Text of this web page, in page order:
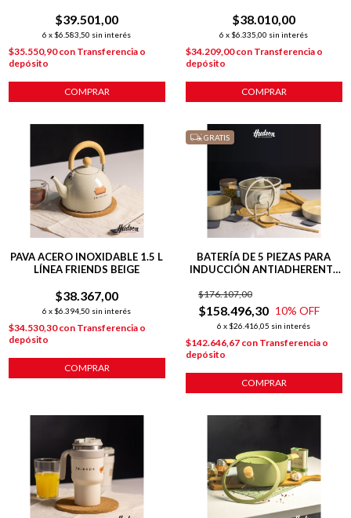
INDUCCIÓN
$39.501,00
6 x $6.583,50 sin interés
$35.550,90con Transferencia o
depósito
COMPRAR
$38.010,00
6 x $6.335,00 sin interés
$34.209,00con Transferencia o
depósito
COMPRAR
PAVA ACERO INOXIDABLE 1.5 L
LÍNEA FRIENDS BEIGE
$38.367,00
6 x $6.394,50 sin interés
$34.530,30con Transferencia o
depósito
GRATIS
BATERÍA DE 5 PIEZAS PARA
INDUCCIÓN ANTIADHERENTE
$158.496,30
$176.107,00
10% OFF
6 x $26.416,05 sin interés
$142.646,67 con Transferencia o
depósito
COMPRAR